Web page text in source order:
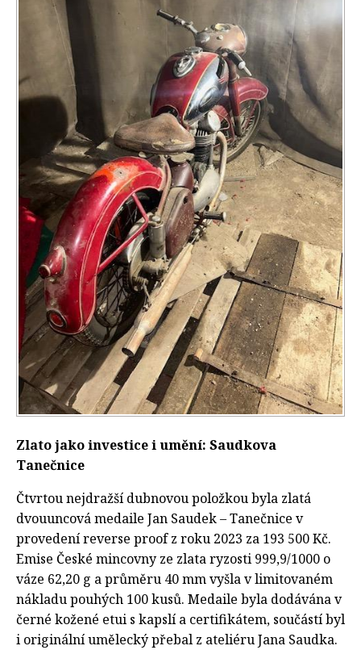
Zlato jako investice i umění: Saudkova
Tanečnice
Čtvrtou nejdražší dubnovou položkou byla zlatá
dvouuncová medaile Jan Saudek – Tanečnice v
provedení reverse proof z roku 2023 za 193 500 Kč.
Emise České mincovny ze zlata ryzosti 999,9/1000 o
váze 62,20 g a průměru 40 mm vyšla v limitovaném
nákladu pouhých 100 kusů. Medaile byla dodávána v
černé kožené etui s kapslí a certifikátem, součástí byl
i originální umělecký přebal z ateliéru Jana Saudka.